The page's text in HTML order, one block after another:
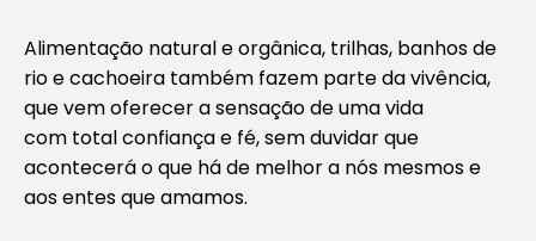
Alimentação natural e orgânica, trilhas, banhos de
rio e cachoeira também fazem parte da vivência,
que vem oferecer a sensação de uma vida
com total confiança e fé, sem duvidar que
acontecerá o que há de melhor a nós mesmos e
aos entes que amamos.